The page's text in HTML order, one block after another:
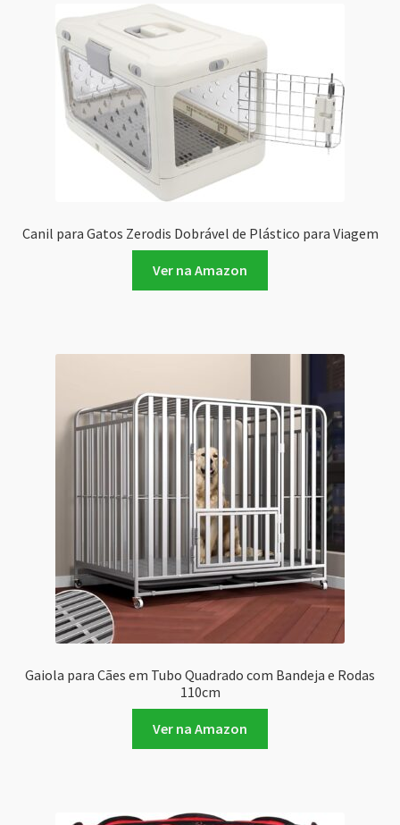
Canil para Gatos Zerodis Dobrável de Plástico para Viagem
Ver na Amazon
Gaiola para Cães em Tubo Quadrado com Bandeja e Rodas
110cm
Ver na Amazon